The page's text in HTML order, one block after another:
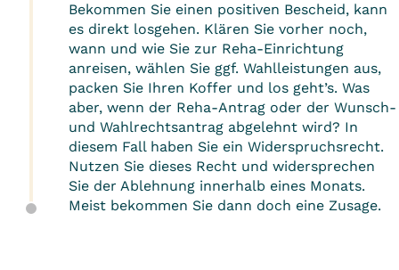
Bekommen Sie einen positiven Bescheid, kann
es direkt losgehen. Klären Sie vorher noch,
wann und wie Sie zur Reha-Einrichtung
anreisen, wählen Sie ggf. Wahlleistungen aus,
packen Sie Ihren Koffer und los geht’s. Was
aber, wenn der Reha-Antrag oder der Wunsch-
und Wahlrechtsantrag abgelehnt wird? In
diesem Fall haben Sie ein Widerspruchsrecht.
Nutzen Sie dieses Recht und widersprechen
Sie der Ablehnung innerhalb eines Monats.
Meist bekommen Sie dann doch eine Zusage.